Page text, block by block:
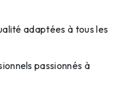
adaptées à tous les
passionnés à